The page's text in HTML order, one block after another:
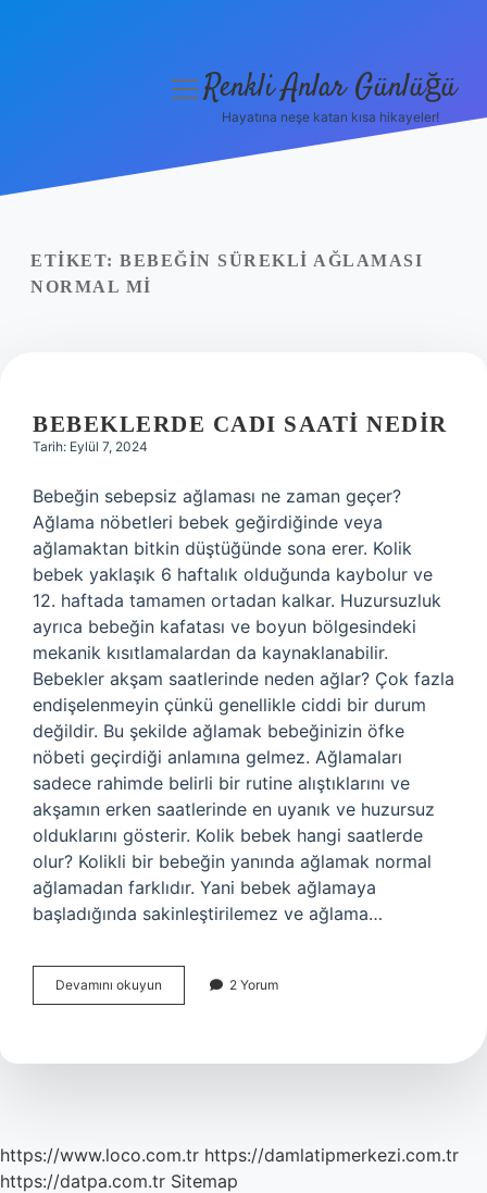
Yasal Uyarı
menüyüRenkli Anlar Günlüğü
Hayatına neşe katan kısa hikayeler!
ETIKET: BEBEĞIN SÜREKLI AĞLAMASI
NORMAL MI
BEBEKLERDE CADI SAATI NEDIR
Tarih: Eylül 7, 2024
Bebeğin sebepsiz ağlaması ne zaman geçer?
Ağlama nöbetleri bebek geğirdiğinde veya
ağlamaktan bitkin düştüğünde sona erer. Kolik
bebek yaklaşık 6 haftalık olduğunda kaybolur ve
12. haftada tamamen ortadan kalkar. Huzursuzluk
ayrıca bebeğin kafatası ve boyun bölgesindeki
mekanik kısıtlamalardan da kaynaklanabilir.
Bebekler akşam saatlerinde neden ağlar? Çok fazla
endişelenmeyin çünkü genellikle ciddi bir durum
değildir. Bu şekilde ağlamak bebeğinizin öfke
nöbeti geçirdiği anlamına gelmez. Ağlamaları
sadece rahimde belirli bir rutine alıştıklarını ve
akşamın erken saatlerinde en uyanık ve huzursuz
olduklarını gösterir. Kolik bebek hangi saatlerde
olur? Kolikli bir bebeğin yanında ağlamak normal
ağlamadan farklıdır. Yani bebek ağlamaya
başladığında sakinleştirilemez ve ağlama…
Devamını okuyun Bebeklerde
Cadı
2 Yorum
https://www.loco.com.tr https://damlatipmerkezi.com.tr
https://datpa.com.tr Sitemap